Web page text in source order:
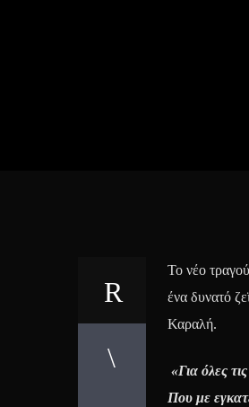
Το νέο
ένα δυνατό
Καραλή.
«Για όλες
Που με